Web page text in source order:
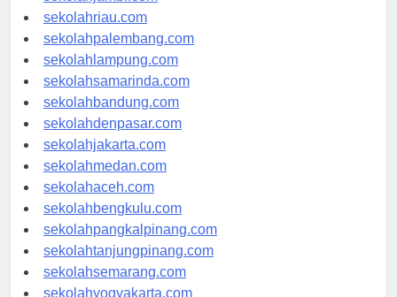
sekolahjambi.com
sekolahriau.com
sekolahpalembang.com
sekolahlampung.com
sekolahsamarinda.com
sekolahbandung.com
sekolahdenpasar.com
sekolahjakarta.com
sekolahmedan.com
sekolahaceh.com
sekolahbengkulu.com
sekolahpangkalpinang.com
sekolahtanjungpinang.com
sekolahsemarang.com